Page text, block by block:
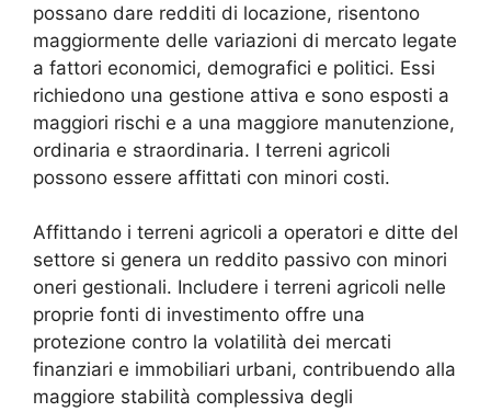
possano dare redditi di locazione, risentono
maggiormente delle variazioni di mercato legate
a fattori economici, demografici e politici. Essi
richiedono una gestione attiva e sono esposti a
maggiori rischi e a una maggiore manutenzione,
ordinaria e straordinaria. I terreni agricoli
possono essere affittati con minori costi.
Affittando i terreni agricoli a operatori e ditte del
settore si genera un reddito passivo con minori
oneri gestionali. Includere i terreni agricoli nelle
proprie fonti di investimento offre una
protezione contro la volatilità dei mercati
finanziari e immobiliari urbani, contribuendo alla
maggiore stabilità complessiva degli